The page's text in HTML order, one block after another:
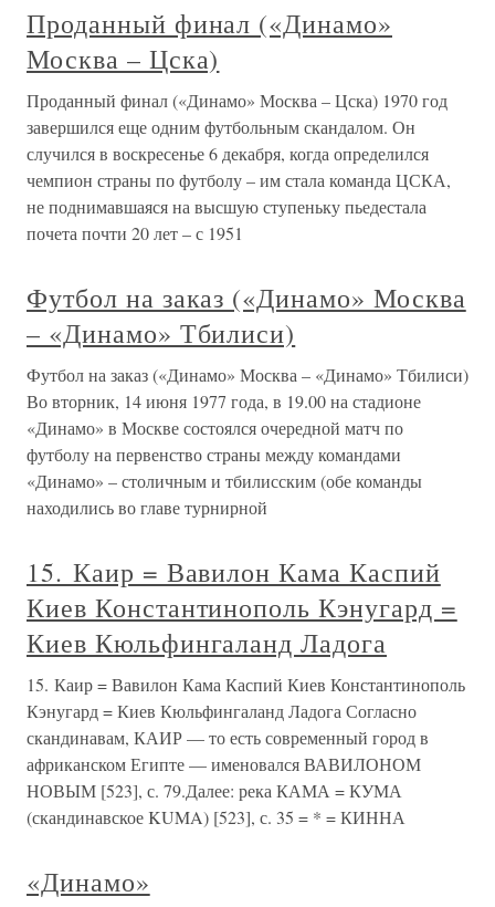
Проданный финал («Динамо»
Москва – Цска)
Проданный финал («Динамо» Москва – Цска) 1970 год
завершился еще одним футбольным скандалом. Он
случился в воскресенье 6 декабря, когда определился
чемпион страны по футболу – им стала команда ЦСКА,
не поднимавшаяся на высшую ступеньку пьедестала
почета почти 20 лет – с 1951
Футбол на заказ («Динамо» Москва
– «Динамо» Тбилиси)
Футбол на заказ («Динамо» Москва – «Динамо» Тбилиси)
Во вторник, 14 июня 1977 года, в 19.00 на стадионе
«Динамо» в Москве состоялся очередной матч по
футболу на первенство страны между командами
«Динамо» – столичным и тбилисским (обе команды
находились во главе турнирной
15. Каир = Вавилон Кама Каспий
Киев Константинополь Кэнугард =
Киев Кюльфингаланд Ладога
15. Каир = Вавилон Кама Каспий Киев Константинополь
Кэнугард = Киев Кюльфингаланд Ладога Согласно
скандинавам, КАИР — то есть современный город в
африканском Египте — именовался ВАВИЛОНОМ
НОВЫМ [523], с. 79.Далее: река КАМА = КУМА
(скандинавское KUMA) [523], с. 35 = * = КИННА
«Динамо»